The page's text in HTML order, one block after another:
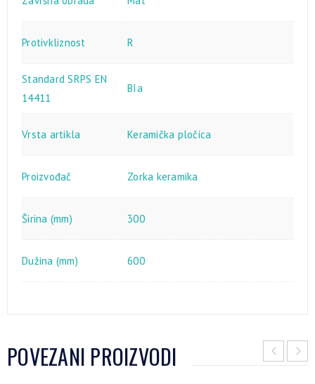
Protivkliznost R
Standard SRPS EN
14411
BIa
Vrsta artikla Keramička pločica
Proizvođač Zorka keramika
Širina (mm) 300
Dužina (mm) 600
POVEZANI PROIZVODI